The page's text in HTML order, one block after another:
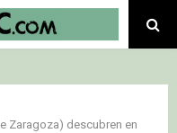
Zaragoza) descubren en